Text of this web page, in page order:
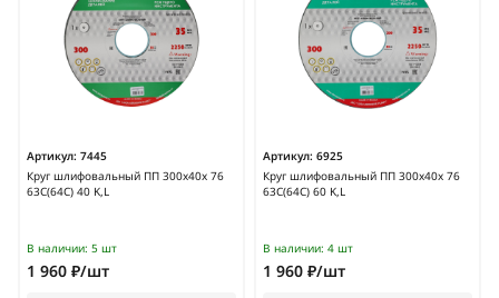
Артикул: 7445
Круг шлифовальный ПП 300х40х 76
63С(64С) 40 K,L
В наличии: 5 шт
1 960 ₽/шт
Артикул: 6925
Круг шлифовальный ПП 300х40х 76
63С(64С) 60 K,L
В наличии: 4 шт
1 960 ₽/шт